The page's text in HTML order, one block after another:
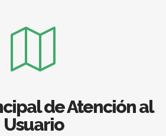
de Atención al
Usuario